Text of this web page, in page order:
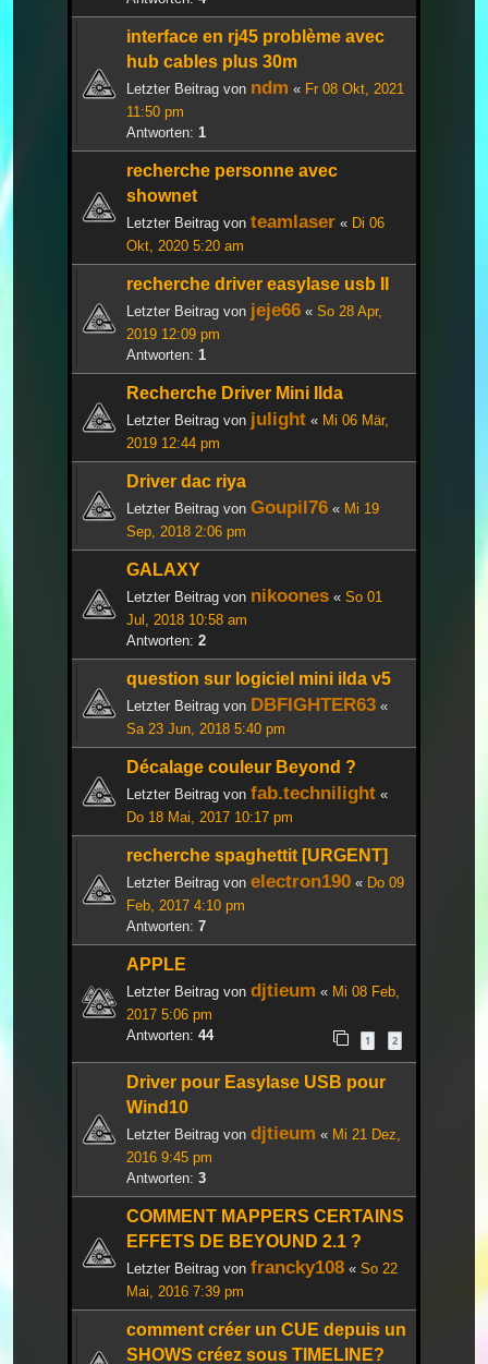
interface en rj45 problème avec
hub cables plus 30m
Letzter Beitrag von ndm « Fr 08 Okt, 2021
11:50 pm
Antworten: 1
recherche personne avec
shownet
Letzter Beitrag von teamlaser « Di 06
Okt, 2020 5:20 am
recherche driver easylase usb II
Letzter Beitrag von jeje66 « So 28 Apr,
2019 12:09 pm
Antworten: 1
Recherche Driver Mini Ilda
Letzter Beitrag von julight « Mi 06 Mär,
2019 12:44 pm
Driver dac riya
Letzter Beitrag von Goupil76 « Mi 19
Sep, 2018 2:06 pm
GALAXY
Letzter Beitrag von nikoones « So 01
Jul, 2018 10:58 am
Antworten: 2
question sur logiciel mini ilda v5
Letzter Beitrag von DBFIGHTER63 «
Sa 23 Jun, 2018 5:40 pm
Décalage couleur Beyond ?
Letzter Beitrag von fab.technilight «
Do 18 Mai, 2017 10:17 pm
recherche spaghettit [URGENT]
Letzter Beitrag von electron190 « Do 09
Feb, 2017 4:10 pm
Antworten: 7
APPLE
Letzter Beitrag von djtieum « Mi 08 Feb,
2017 5:06 pm
Antworten: 44 1 2
Driver pour Easylase USB pour
Wind10
Letzter Beitrag von djtieum « Mi 21 Dez,
2016 9:45 pm
Antworten: 3
COMMENT MAPPERS CERTAINS
EFFETS DE BEYOUND 2.1 ?
Letzter Beitrag von francky108 « So 22
Mai, 2016 7:39 pm
comment créer un CUE depuis un
SHOWS créez sous TIMELINE?